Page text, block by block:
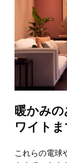
暖かみ
ワイト
これらの電球